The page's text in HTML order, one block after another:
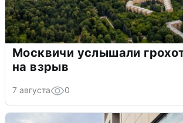
Москвичи услышали
на взрыв
7 августа 0